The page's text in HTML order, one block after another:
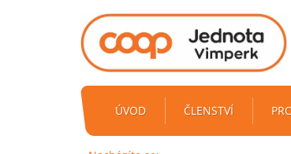
ÚVOD ČLENSTVÍ